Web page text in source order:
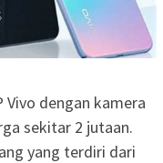
Vivo dengan kamera
sekitar 2 jutaan.
yang terdiri dari